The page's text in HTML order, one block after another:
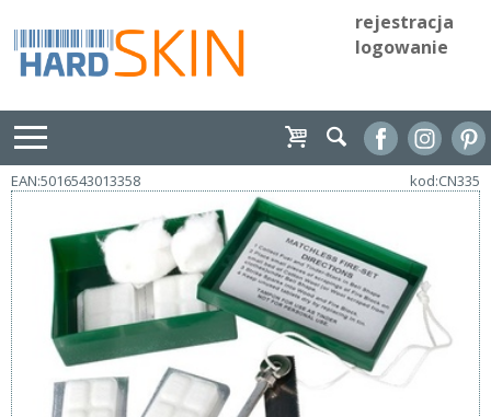
rejestracja
logowanie
EAN:5016543013358 kod:CN335